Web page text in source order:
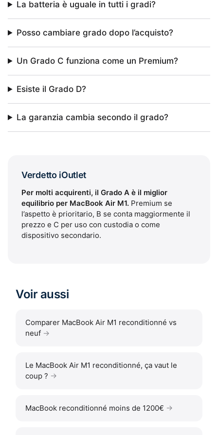
La batteria è uguale in tutti i gradi?
Posso cambiare grado dopo l’acquisto?
Un Grado C funziona come un Premium?
Esiste il Grado D?
La garanzia cambia secondo il grado?
Verdetto iOutlet
Per molti acquirenti, il Grado A è il miglior
equilibrio per MacBook Air M1. Premium se
l’aspetto è prioritario, B se conta maggiormente il
prezzo e C per uso con custodia o come
dispositivo secondario.
Voir aussi
Comparer MacBook Air M1 reconditionné vs
neuf
Le MacBook Air M1 reconditionné, ça vaut le
coup ?
MacBook reconditionné moins de 1200€